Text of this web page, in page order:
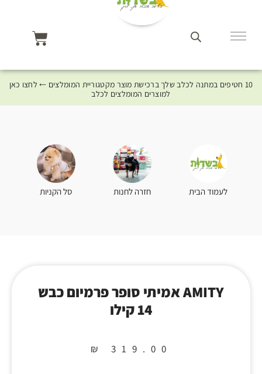
10 חטיפים במתנה לכלב שלך ברכישת מוצר מקטגוריית המומלצים ⤎ לחצו כאן
למוצרים המומלצים לכלב
לעמוד הבית חזרה לחנות סל הקניות
AMITY אמיתי סופר פרמיום כבש
14 קילו
₪ 319.00